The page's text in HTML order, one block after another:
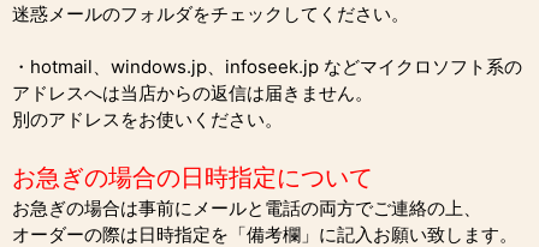
迷惑メールのフォルダをチェックしてください。
・hotmail、windows.jp、infoseek.jp などマイクロソフト系の
アドレスへは当店からの返信は届きません。
別のアドレスをお使いください。
お急ぎの場合の日時指定について
お急ぎの場合は事前にメールと電話の両方でご連絡の上、
オーダーの際は日時指定を「備考欄」に記入お願い致します。